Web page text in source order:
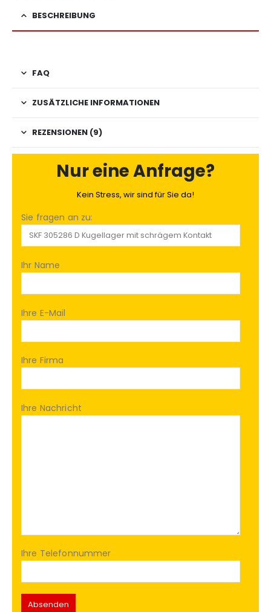
BESCHREIBUNG
FAQ
ZUSÄTZLICHE INFORMATIONEN
REZENSIONEN (9)
Nur eine Anfrage?
Kein Stress, wir sind für Sie da!
Sie fragen an zu:
Ihr Name
Ihre E-Mail
Ihre Firma
Ihre Nachricht
Ihre Telefonnummer